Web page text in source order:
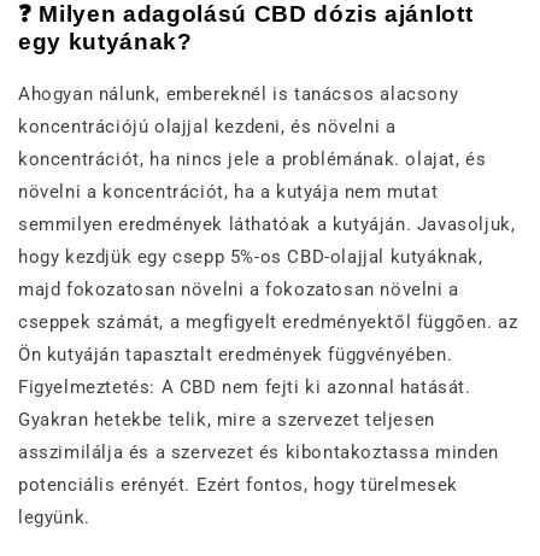
❓ Milyen adagolású CBD dózis ajánlott
egy kutyának?
Ahogyan nálunk, embereknél is tanácsos alacsony
koncentrációjú olajjal kezdeni, és növelni a
koncentrációt, ha nincs jele a problémának. olajat, és
növelni a koncentrációt, ha a kutyája nem mutat
semmilyen eredmények láthatóak a kutyáján. Javasoljuk,
hogy kezdjük egy csepp 5%-os CBD-olajjal kutyáknak,
majd fokozatosan növelni a fokozatosan növelni a
cseppek számát, a megfigyelt eredményektől függően. az
Ön kutyáján tapasztalt eredmények függvényében.
Figyelmeztetés: A CBD nem fejti ki azonnal hatását.
Gyakran hetekbe telik, mire a szervezet teljesen
asszimilálja és a szervezet és kibontakoztassa minden
potenciális erényét. Ezért fontos, hogy türelmesek
legyünk.